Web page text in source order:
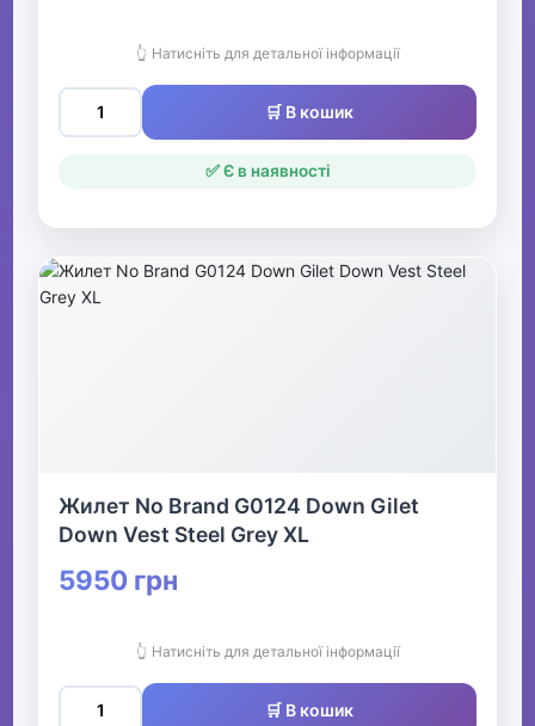
👆 Натисніть для детальної інформації
🛒 В кошик
✅ Є в наявності
Жилет No Brand G0124 Down Gilet
Down Vest Steel Grey XL
5950 грн
👆 Натисніть для детальної інформації
🛒 В кошик